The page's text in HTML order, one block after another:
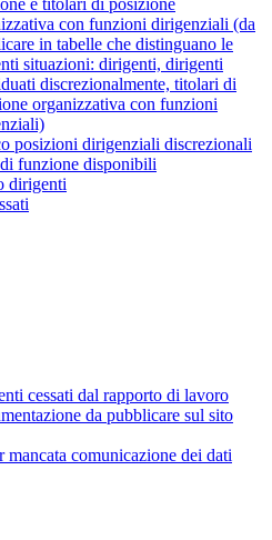
e titolari di posizione
con funzioni dirigenziali (da
in tabelle che distinguano le
situazioni: dirigenti, dirigenti
discrezionalmente, titolari di
organizzativa con funzioni
posizioni dirigenziali discrezionali
funzione disponibili
dirigenti
cessati dal rapporto di lavoro
da pubblicare sul sito
mancata comunicazione dei dati